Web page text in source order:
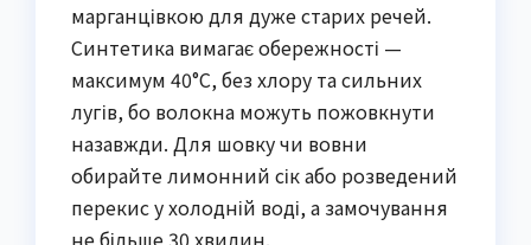
марганцівкою для дуже старих речей.
Синтетика вимагає обережності —
максимум 40°C, без хлору та сильних
лугів, бо волокна можуть пожовкнути
назавжди. Для шовку чи вовни
обирайте лимонний сік або розведений
перекис у холодній воді, а замочування
не більше 30 хвилин.